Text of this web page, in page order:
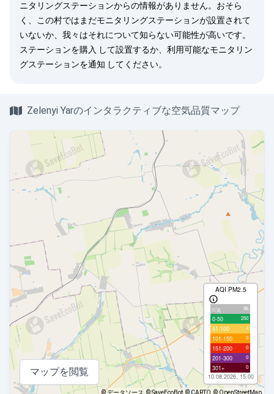
ニタリングステーションからの情報がありません。おそら
く、この村ではまだモニタリングステーションが設置されて
いないか、我々はそれについて知らない可能性が高いです。
ステーションを購入 して設置するか、利用可能なモニタリン
グステーションを通知 してください。
Zelenyi Yarのインタラクティブな空気品質マップ
AQI PM2.5
с/д 96
0-50 250
51-100 4
101-150 0
151-200 0
201-300 0
301+ 0
10.08.2026, 15:00
マップを閲覧
©データソース © SaveEcoBot © CARTO © OpenStreetMap